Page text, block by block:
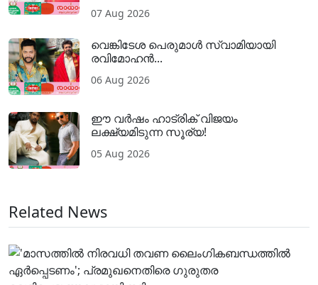
07 Aug 2026
വെങ്കിടേശ പെരുമാൾ സ്വാമിയായി
രവിമോഹൻ...
06 Aug 2026
ഈ വർഷം ഹാട്രിക് വിജയം
ലക്ഷ്യമിടുന്ന സൂര്യ!
05 Aug 2026
Related News